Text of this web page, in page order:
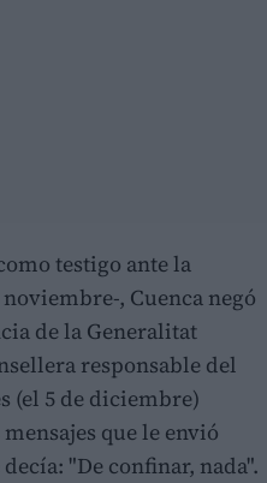
testigo ante la
, Cuenca negó
de la Generalitat
responsable del
(el 5 de diciembre)
que le envió
"De confinar, nada".